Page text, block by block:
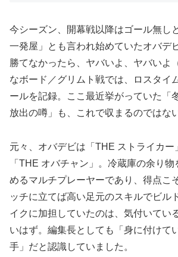
今シーズン、開幕戦以降はゴール無し
一発屋」とも言われ始めていたオバデ
勝てなかったら、ヤバいよ、ヤバいよ
なボード／グリムト戦では、ロスタイ
ールを記録。ここ最近挙がっていた「
放出の噂」も、これで収まるのではな
元々、オバデビは「THE ストライカー
「THE オバチャン」。冷蔵庫の余り
めるマルチプレーヤーであり、得点こ
ッチに立てば高い足元のスキルでビル
イクに加担していたのは、気付いてい
いはず。編集長としても「身に付けて
手」だと認識していました。